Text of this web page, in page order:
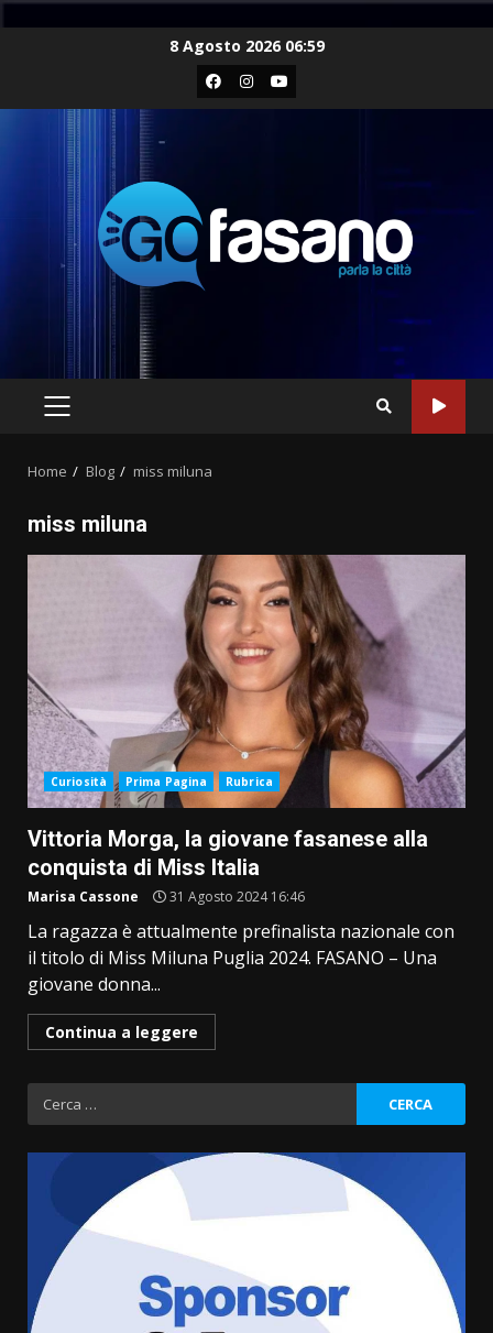
8 Agosto 2026 06:59
Facebook
Instagram
Youtube
PRIMARY
Home Blog miss miluna
miss miluna
Curiosità Prima Pagina Rubrica
Vittoria Morga, la giovane fasanese alla
conquista di Miss Italia
Marisa Cassone 31 Agosto 2024 16:46
La ragazza è attualmente prefinalista nazionale con
il titolo di Miss Miluna Puglia 2024. FASANO – Una
giovane donna...
Continua a leggere
Ricerca
per: